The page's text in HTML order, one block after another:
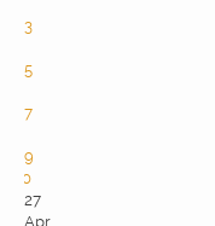
3
5
7
9
10
27
Apr